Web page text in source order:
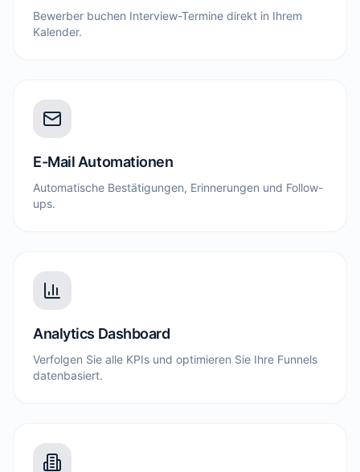
Bewerber buchen Interview-Termine direkt in Ihrem
Kalender.
E-Mail Automationen
Automatische Bestätigungen, Erinnerungen und Follow-
ups.
Analytics Dashboard
Verfolgen Sie alle KPIs und optimieren Sie Ihre Funnels
datenbasiert.